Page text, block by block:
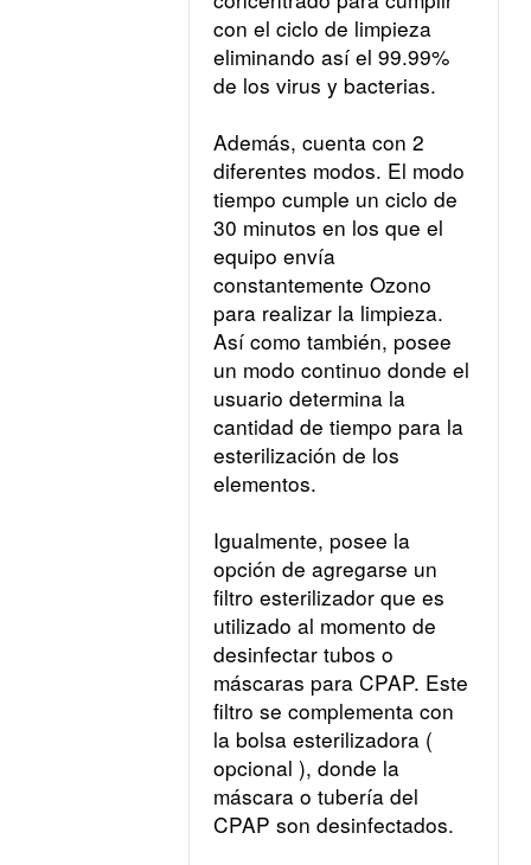
con el ciclo de limpieza
eliminando así el 99.99%
de los virus y bacterias.
Además, cuenta con 2
diferentes modos. El modo
tiempo cumple un ciclo de
30 minutos en los que el
equipo envía
constantemente Ozono
para realizar la limpieza.
Así como también, posee
un modo continuo donde el
usuario determina la
cantidad de tiempo para la
esterilización de los
elementos.
Igualmente, posee la
opción de agregarse un
filtro esterilizador que es
utilizado al momento de
desinfectar tubos o
máscaras para CPAP. Este
filtro se complementa con
la bolsa esterilizadora (
opcional ), donde la
máscara o tubería del
CPAP son desinfectados.